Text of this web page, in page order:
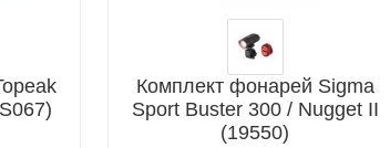
Комплект фонарей Sigma
Sport Buster 300 / Nugget II
(19550)